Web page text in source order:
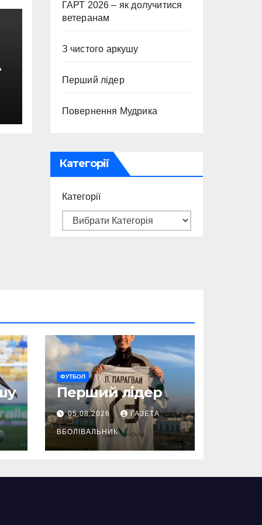
ГАРТ 2026 – як долучитися
ветеранам
З чистого аркушу
Перший лідер
Повернення Мудрика
Категорії
Категорії
ФУТБОЛ
Перший лідер
05.08.2026 ГАЗЕТА
ВБОЛІВАЛЬНИК